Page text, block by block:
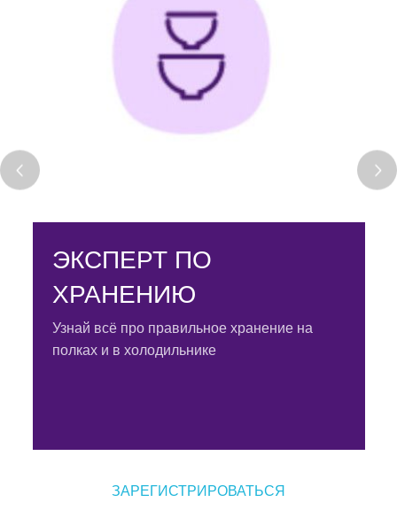
ЭКСПЕРТ ПО
ХРАНЕНИЮ
Узнай всё про правильное хранение на
полках и в холодильнике
ЗАРЕГИСТРИРОВАТЬСЯ